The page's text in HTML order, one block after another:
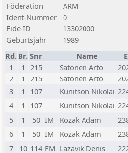
Föderation
ARM
Ident-Nummer
0
Fide-ID
13302000
Geburtsjahr
1989
Rd. Br. Snr Name
1
1 215 Satonen Arto
2
1 215 Satonen Arto
3
1 107 Kunitson Nikolai
4
1 107 Kunitson Nikolai
5
1 50 IM Kozak Adam
6
1 50 IM Kozak Adam
7
10 114 FM Lazavik Denis